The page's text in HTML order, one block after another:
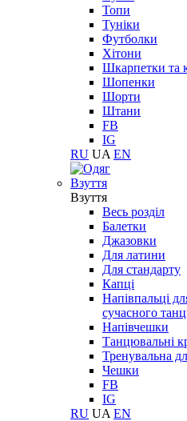
Топи
Туніки
Футболки
Хітони
Шкарпетки та
Шопенки
Шорти
Штани
FB
IG
RU UA EN
Взуття
Взуття
Весь розділ
Балетки
Джазовки
Для латини
Для стандарту
Капці
Напівпальці
сучасного
Напівчешки
Танцювальні
Тренувальна
Чешки
FB
IG
RU UA EN